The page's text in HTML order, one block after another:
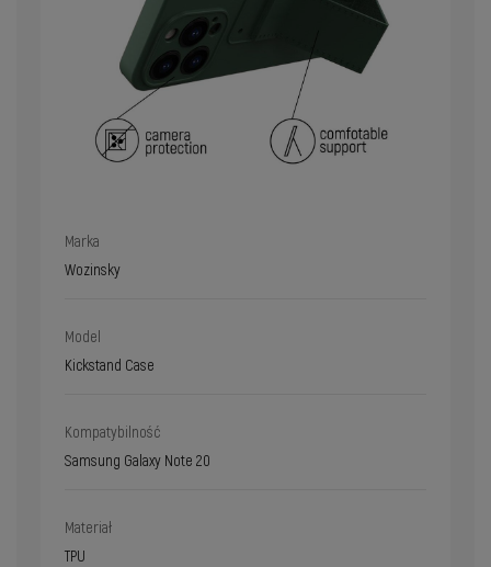
Marka
Wozinsky
Model
Kickstand Case
Kompatybilność
Samsung Galaxy Note 20
Materiał
TPU